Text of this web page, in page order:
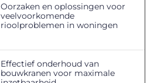
Oorzaken en oplossingen voor
veelvoorkomende
rioolproblemen in woningen
Effectief onderhoud van
bouwkranen voor maximale